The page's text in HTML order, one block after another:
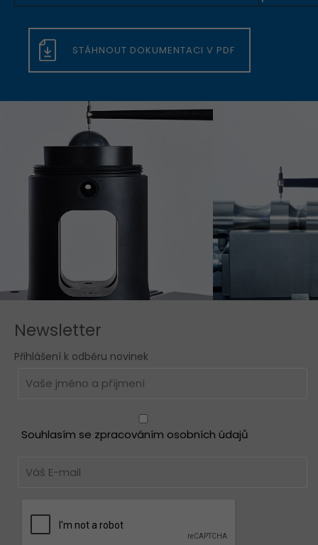
STÁHNOUT DOKUMENTACI V PDF
Newsletter
Přihlášení k odběru novinek
Souhlasím se zpracováním osobních údajů